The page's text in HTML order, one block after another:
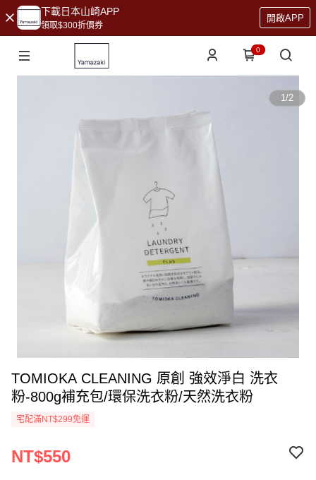
下載日本山崎APP
領取$300折價券
開啟APP
0
1/2
TOMIOKA CLEANING 原創 強效淨白 洗衣
粉-800g補充包/環保洗衣粉/天然洗衣粉
宅配滿NT$299免運
NT$550